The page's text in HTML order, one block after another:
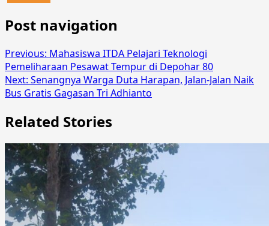
Post navigation
Previous: Mahasiswa ITDA Pelajari Teknologi
Pemeliharaan Pesawat Tempur di Depohar 80
Next: Senangnya Warga Duta Harapan, Jalan-Jalan Naik
Bus Gratis Gagasan Tri Adhianto
Related Stories